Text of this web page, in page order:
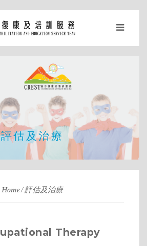
評估及治療
Home 評估及治療
Therapy